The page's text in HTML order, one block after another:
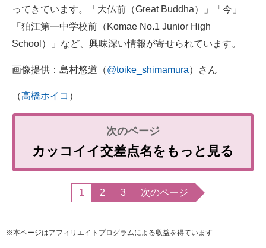
ってきています。「大仏前（Great Buddha）」「今」
「狛江第一中学校前（Komae No.1 Junior High
School）」など、興味深い情報が寄せられています。
画像提供：島村悠道（@toike_shimamura）さん
（高橋ホイコ ）
カッコイイ交差点名をもっと見る
1 2 3 次のページ
※本ページはアフィリエイトプログラムによる収益を得ています